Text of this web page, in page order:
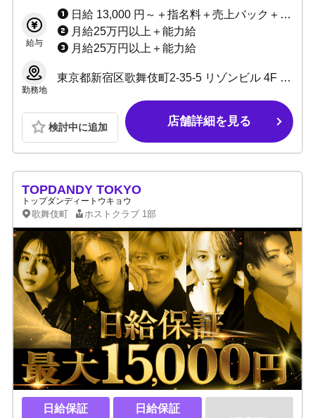
給与
日給 13,000 円～＋指名料＋売上バック＋賞金
月給25万円以上＋能力給
月給25万円以上＋能力給
勤務地
東京都新宿区歌舞伎町2-35-5 リゾンビル 4F 【店舗】 営業時間 20:00～24:00 定休日：毎週金曜日・月末
検討中に追加 店舗詳細を見る
TOPDANDY TOKYO
トップダンディートウキョウ
歌舞伎町 ホストクラブ 1部
日給保証 日給保証